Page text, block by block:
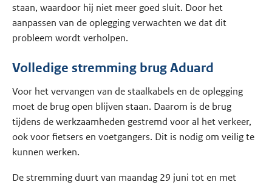
staan, waardoor hij niet meer goed sluit. Door het
aanpassen van de oplegging verwachten we dat dit
probleem wordt verholpen.
Volledige stremming brug Aduard
Voor het vervangen van de staalkabels en de oplegging
moet de brug open blijven staan. Daarom is de brug
tijdens de werkzaamheden gestremd voor al het verkeer,
ook voor fietsers en voetgangers. Dit is nodig om veilig te
kunnen werken.
De stremming duurt van maandag 29 juni tot en met